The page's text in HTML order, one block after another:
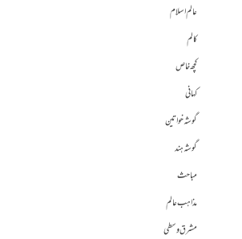
عالم اسلام
کالم
کچھ خاص
کہانی
گوشہ خواتین
گوشہ ہند
مباحث
مذاہب عالم
مشرق وسطی